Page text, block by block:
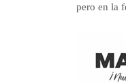
pero en la